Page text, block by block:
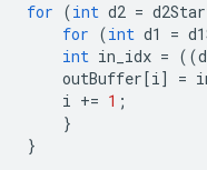
for (int d2 =
for (int d1 =
int in_idx = ((
outBuffer[i] =
i += 1 ;
}
}